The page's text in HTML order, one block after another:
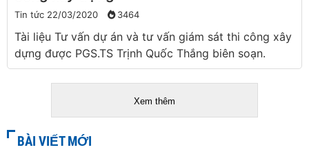
Tin tức 22/03/2020 3464
Tài liệu Tư vấn dự án và tư vấn giám sát thi công xây
dựng được PGS.TS Trịnh Quốc Thắng biên soạn.
Xem thêm
BÀI VIẾT MỚI